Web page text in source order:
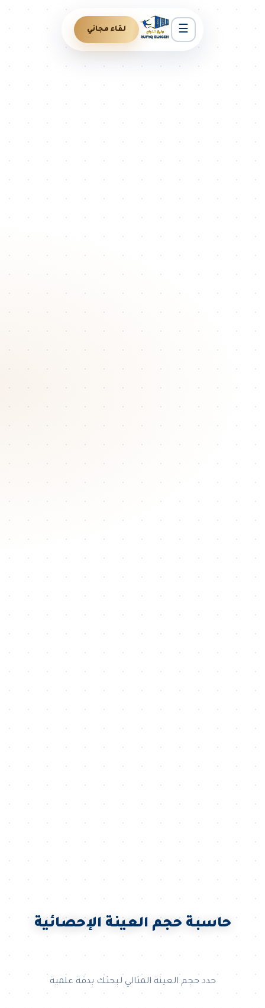
☰ لقاء مجاني
حاسبة حجم العينة الإحصائية
حدد حجم العينة المثالي لبحثك بدقة علمية